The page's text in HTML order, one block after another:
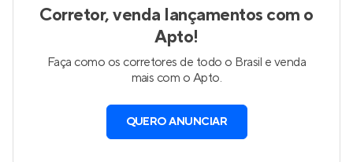
Corretor, venda lançamentos com o
Apto!
Faça como os corretores de todo o Brasil e venda
mais com o Apto.
QUERO ANUNCIAR